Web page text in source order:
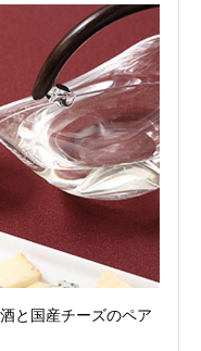
と国産チーズのペア